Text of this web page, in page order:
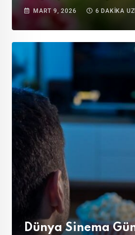
MART 9, 2026 6 DAKIKA
Dünya Sinema